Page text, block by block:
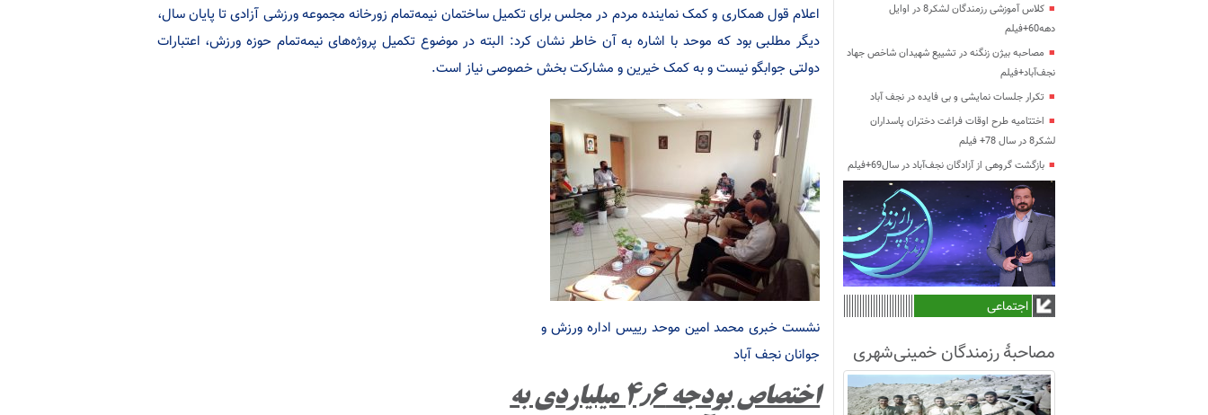
اعلام قول همکاری و کمک نماینده مردم در مجلس برای تکمیل ساختمان نیمه‌تمام زورخانه مجموعه ورزشی آزادی تا پایان سال،
دیگر مطلبی بود که موحد با اشاره به آن خاطر نشان کرد: البته در موضوع تکمیل پروژه‌های نیمه‌تمام حوزه ورزش، اعتبارات
دولتی جوابگو نیست و به کمک خیرین و مشارکت بخش خصوصی نیاز است.
نشست خبری محمد امین موحد رییس اداره ورزش و
جوانان نجف آباد
اختصاص بودجه ۴٫۶ میلیاردی به
کلاس آموزشی رزمندگان لشکر8 در اوایل
دهه60+فیلم
مصاحبه بیژن زنگنه در تشییع شهیدان شاخص جهاد
نجف‌آباد+فیلم
تکرار جلسات نمایشی و بی فایده در نجف آباد
اختتامیه طرح اوقات فراغت دختران پاسداران
لشکر8 در سال 78+ فیلم
بازگشت گروهی از آزادگان نجف‌آباد در سال69+فیلم
اجتماعی
مصاحبۀ رزمندگان خمینی‌شهری
لشکر8 در سال63+فیلم